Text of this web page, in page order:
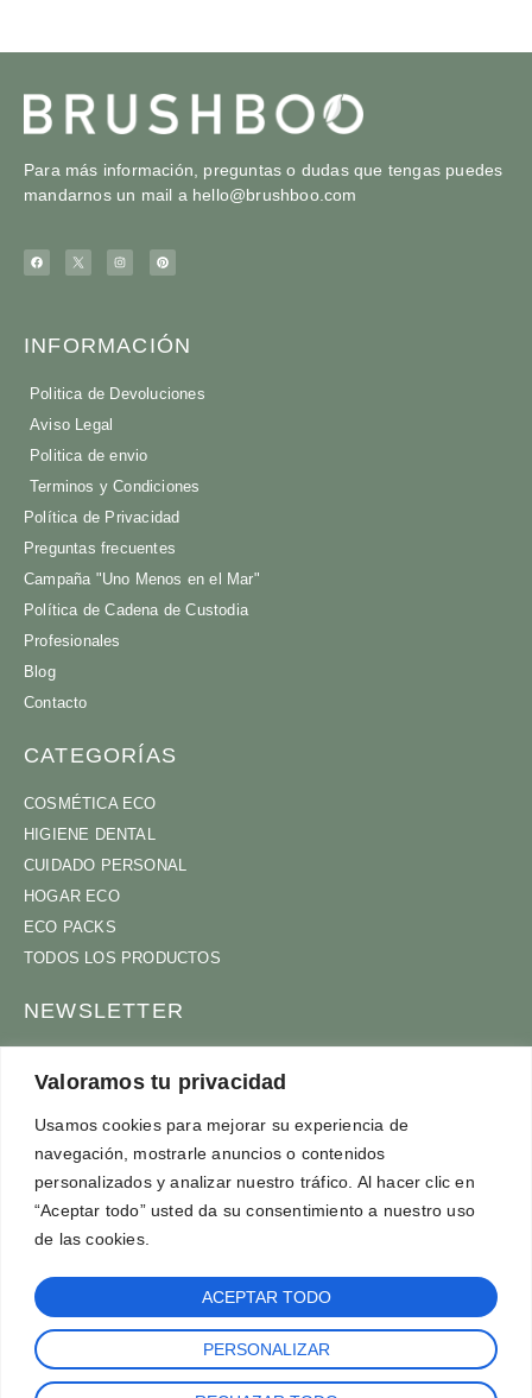
Valoramos tu privacidad
Usamos cookies para mejorar su experiencia de
navegación, mostrarle anuncios o contenidos
personalizados y analizar nuestro tráfico. Al hacer clic en
“Aceptar todo” usted da su consentimiento a nuestro uso
de las cookies.
PERSONALIZAR
ACEPTAR TODO
Para más información, preguntas o dudas que tengas puedes
mandarnos un mail a hello@brushboo.com
INFORMACIÓN
Politica de Devoluciones
Aviso Legal
Politica de envio
Terminos y Condiciones
Política de Privacidad
Preguntas frecuentes
Campaña "Uno Menos en el Mar"
Política de Cadena de Custodia
Profesionales
Blog
Contacto
CATEGORÍAS
COSMÉTICA ECO
HIGIENE DENTAL
CUIDADO PERSONAL
HOGAR ECO
ECO PACKS
TODOS LOS PRODUCTOS
NEWSLETTER
ACEPTOTÉRMINOS Y CONDICIONES
SUSCRÍBETE